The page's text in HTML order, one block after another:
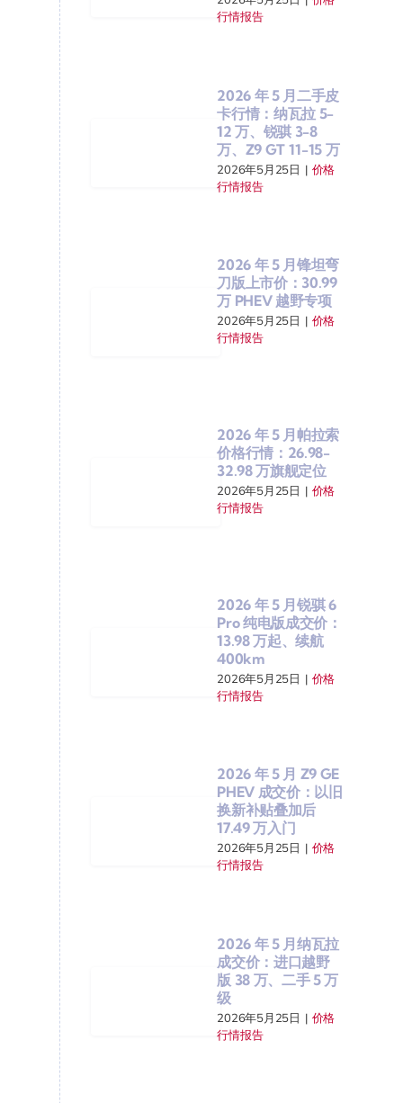
行情报告
2026 年 5 月二手皮
卡行情：纳瓦拉 5-
12 万、锐骐 3-8
万、Z9 GT 11-15 万
2026年5月25日 | 价格
行情报告
2026 年 5 月锋坦弯
刀版上市价：30.99
万 PHEV 越野专项
2026年5月25日 | 价格
行情报告
2026 年 5 月帕拉索
价格行情：26.98-
32.98 万旗舰定位
2026年5月25日 | 价格
行情报告
2026 年 5 月锐骐 6
Pro 纯电版成交价：
13.98 万起、续航
400km
2026年5月25日 | 价格
行情报告
2026 年 5 月 Z9 GE
PHEV 成交价：以旧
换新补贴叠加后
17.49 万入门
2026年5月25日 | 价格
行情报告
2026 年 5 月纳瓦拉
成交价：进口越野
版 38 万、二手 5 万
级
2026年5月25日 | 价格
行情报告